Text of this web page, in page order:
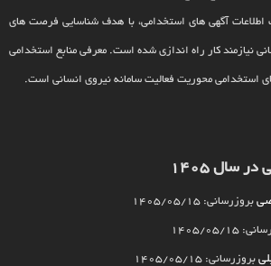
آگهی های استخدامی، با هدف شناسایی فرصت های
نیازمند کار راه اندازی شده است. معرفی منابع استخدامی
استخدامی محوریت فعالیت سامانه نیروی انسانی است.
سال 1405
بروزرسانی: 1405/05/15
1405/05/15
بروزرسانی: 1405/05/15